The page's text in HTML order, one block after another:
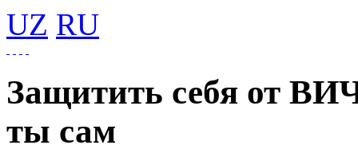
UZ RU
Защитить себя от
ты сам